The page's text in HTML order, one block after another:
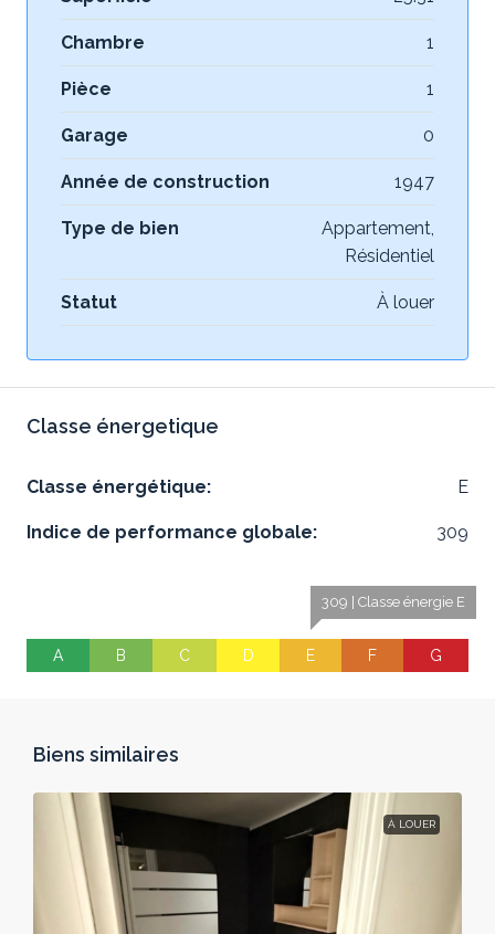
Chambre 1
Pièce 1
Garage 0
Année de construction 1947
Type de bien
Appartement,
Résidentiel
Statut À louer
Classe énergetique
Classe énergétique: E
Indice de performance globale: 309
A B C D
309 | Classe énergie E
E F G
Biens similaires
À LOUER